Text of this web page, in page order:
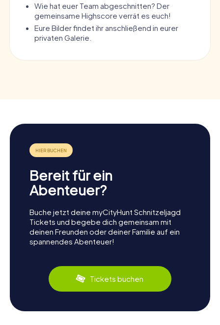
Wie hat euer Team abgeschnitten? Der
gemeinsame Highscore verrät es euch!
Eure Bilder findet ihr anschließend in eurer
privaten Galerie.
Bereit für ein
Abenteuer?
Buche jetzt deine myCityHunt Schnitzeljagd
Tickets und begebe dich gemeinsam mit
deinen Freunden oder deiner Familie auf ein
spannendes Abenteuer!
Tickets buchen